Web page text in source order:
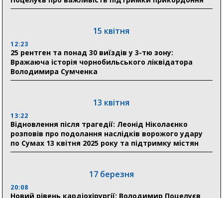
18:11
отримали 12 потужних станцій для Пунктів обігріву
29 липня
18:13
Лікарня Святого Пантелеймона отримала нову
28 липня
19:07
Соціальні виплати без затримок: Пенсійний фонд
Сумщини профінансував 2,5 млрд грн у липні
атак: Ніколаєнко підбив підсумки ліквідації
15 квітня
12:23
25 рентген та понад 30 виїздів у 3-тю зону:
Вражаюча історія чорнобильського ліквідатора
Володимира Сумченка
13 квітня
13:22
Відновлення після трагедії: Леонід Ніколаєнко
розповів про подолання наслідків ворожого удару
по Сумах 13 квітня 2025 року та підтримку містян
17 березня
20:08
Новий рівень кардіохірургії: Володимир Поцелуєв